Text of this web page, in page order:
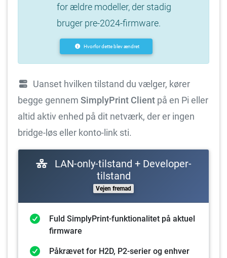
for ældre modeller, der stadig
bruger pre-2024-firmware.
Hvorfor dette blev ændret
Uanset hvilken tilstand du vælger, kører
begge gennem SimplyPrint Client på en Pi eller
altid aktiv enhed på dit netværk, der er ingen
bridge-løs eller konto-link sti.
LAN-only-tilstand + Developer-
tilstand
Vejen fremad
Fuld SimplyPrint-funktionalitet på aktuel
firmware
Påkrævet for H2D, P2-serier og enhver